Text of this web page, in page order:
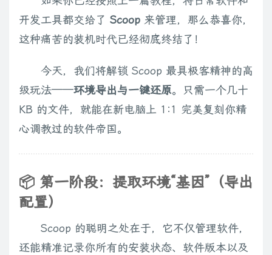
开发工具都交给了 Scoop 来管理，那么恭喜你，
这种痛苦的装机时代已经彻底终结了！
今天，我们将解锁 Scoop 最具极客精神的高
级玩法——环境导出与一键还原。只需一个几十
KB 的文件，就能在新电脑上 1:1 完美复刻你精
心调教过的软件帝国。
📦 第一阶段：提取环境“基因”（导出
配置）
Scoop 的聪明之处在于，它不仅管理软件，
还能精准记录你所有的安装状态、软件版本以及